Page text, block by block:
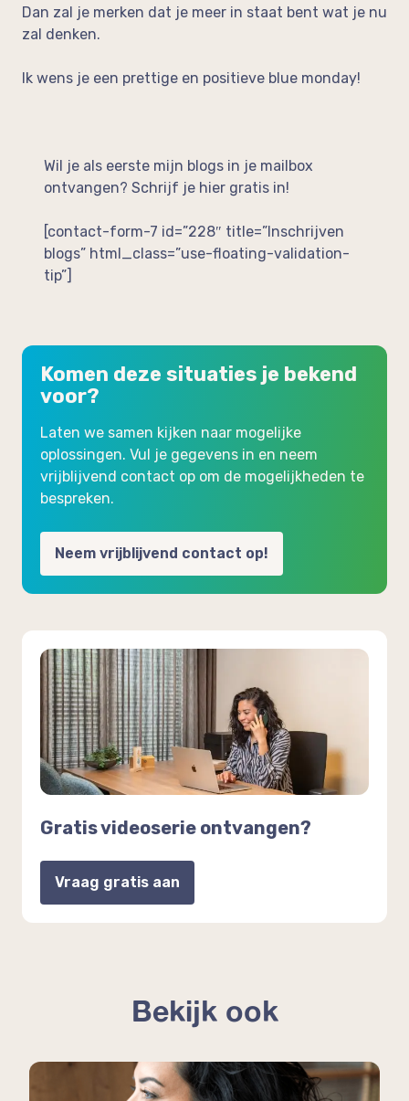
Dan zal je merken dat je meer in staat bent wat je nu
zal denken.
Ik wens je een prettige en positieve blue monday!
Wil je als eerste mijn blogs in je mailbox
ontvangen? Schrijf je hier gratis in!
[contact-form-7 id=”228″ title=”Inschrijven
blogs” html_class=”use-floating-validation-
tip”]
Komen deze situaties je bekend
voor?
Laten we samen kijken naar mogelijke
oplossingen. Vul je gegevens in en neem
vrijblijvend contact op om de mogelijkheden te
bespreken.
Neem vrijblijvend contact op!
Gratis videoserie ontvangen?
Vraag gratis aan
Bekijk ook